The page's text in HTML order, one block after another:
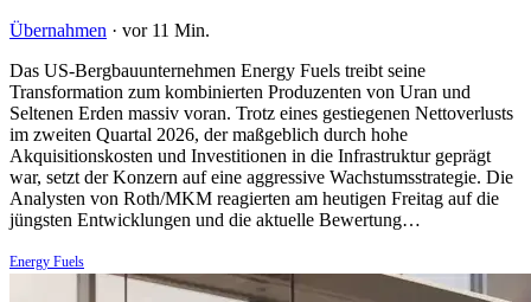
Übernahmen · vor 11 Min.
Das US-Bergbauunternehmen Energy Fuels treibt seine
Transformation zum kombinierten Produzenten von Uran und
Seltenen Erden massiv voran. Trotz eines gestiegenen Nettoverlusts
im zweiten Quartal 2026, der maßgeblich durch hohe
Akquisitionskosten und Investitionen in die Infrastruktur geprägt
war, setzt der Konzern auf eine aggressive Wachstumsstrategie. Die
Analysten von Roth/MKM reagierten am heutigen Freitag auf die
jüngsten Entwicklungen und die aktuelle Bewertung…
Energy Fuels